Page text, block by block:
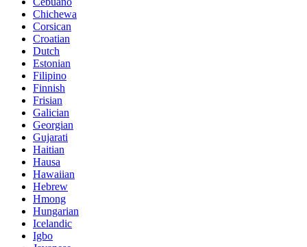
Chichewa
Corsican
Croatian
Dutch
Estonian
Filipino
Finnish
Frisian
Galician
Georgian
Gujarati
Haitian
Hausa
Hawaiian
Hebrew
Hmong
Hungarian
Icelandic
Igbo